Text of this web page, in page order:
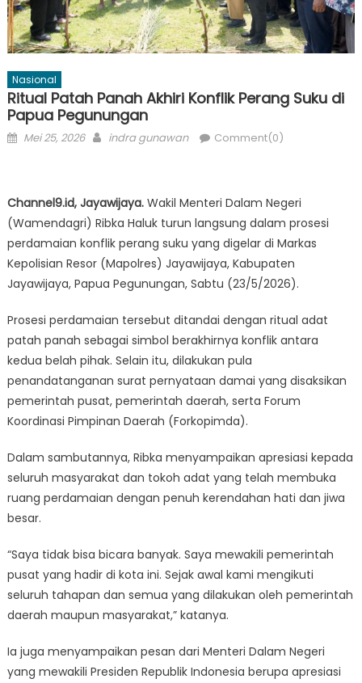
Nasional
Ritual Patah Panah Akhiri Konflik Perang Suku di
Papua Pegunungan
Posted
Mei 25, 2026 Author
indra gunawan Comment(0)
Channel9.id, Jayawijaya.Wakil Menteri Dalam Negeri
(Wamendagri) Ribka Haluk turun langsung dalam prosesi
perdamaian konflik perang suku yang digelar di Markas
Kepolisian Resor (Mapolres) Jayawijaya, Kabupaten
Jayawijaya, Papua Pegunungan, Sabtu (23/5/2026).
Prosesi perdamaian tersebut ditandai dengan ritual adat
patah panah sebagai simbol berakhirnya konflik antara
kedua belah pihak. Selain itu, dilakukan pula
penandatanganan surat pernyataan damai yang disaksikan
pemerintah pusat, pemerintah daerah, serta Forum
Koordinasi Pimpinan Daerah (Forkopimda).
Dalam sambutannya, Ribka menyampaikan apresiasi kepada
seluruh masyarakat dan tokoh adat yang telah membuka
ruang perdamaian dengan penuh kerendahan hati dan jiwa
besar.
“Saya tidak bisa bicara banyak. Saya mewakili pemerintah
pusat yang hadir di kota ini. Sejak awal kami mengikuti
seluruh tahapan dan semua yang dilakukan oleh pemerintah
daerah maupun masyarakat,” katanya.
Ia juga menyampaikan pesan dari Menteri Dalam Negeri
yang mewakili Presiden Republik Indonesia berupa apresiasi